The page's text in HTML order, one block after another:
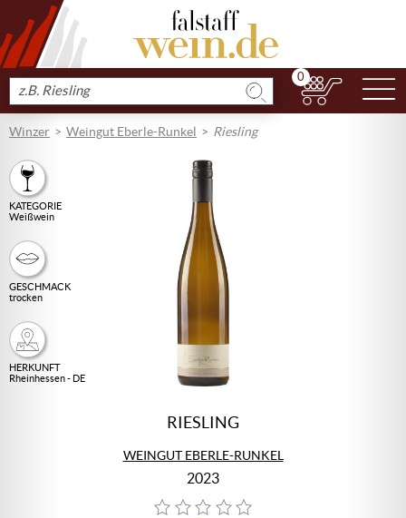
Produkt
suchen
0
Winzer Weingut Eberle-Runkel Riesling
KATEGORIE
Weißwein
GESCHMACK
trocken
HERKUNFT
Rheinhessen - DE
RIESLING
WEINGUT EBERLE-RUNKEL
2023